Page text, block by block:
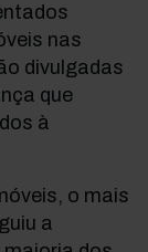
nas
divulgadas
que
à
o mais
a